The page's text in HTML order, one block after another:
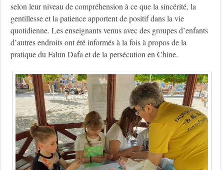
selon leur niveau de compréhension à ce que la sincérité, la
gentillesse et la patience apportent de positif dans la vie
quotidienne. Les enseignants venus avec des groupes d’enfants
d’autres endroits ont été informés à la fois à propos de la
pratique du Falun Dafa et de la persécution en Chine.